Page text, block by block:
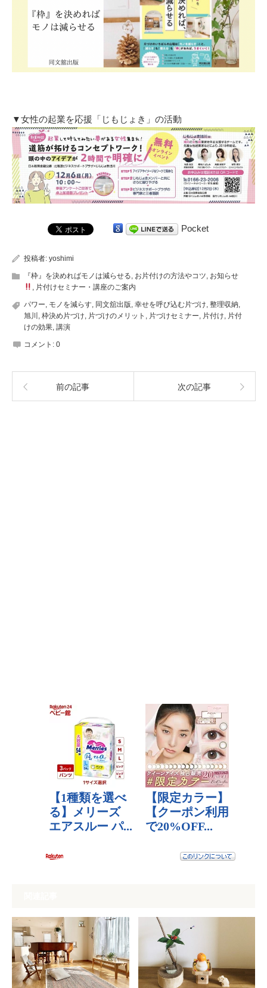
▼女性の起業を応援「じもじょき」の活動
Pocket
投稿者: yoshimi
『枠』を決めればモノは減らせる お片付けの方法やコツ お知らせ
片付けセミナー・講座のご案内
パワー モノを減らす 同文舘出版 幸せを呼び込む片づけ 整理収納
旭川
枠決め片づけ 片づけのメリット 片づけセミナー 片付け
片付
けの効果 講演
コメント: 0
前の記事 次の記事